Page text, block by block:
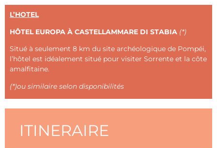
L’HOTEL
HÔTEL EUROPA À CASTELLAMMARE DI STABIA (*)
Situé à seulement 8 km du site archéologique de Pompéi,
l’hôtel est idéalement situé pour visiter Sorrente et la côte
amalfitaine.
(*)ou similaire selon disponibilités
ITINERAIRE